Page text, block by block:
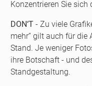
Konzentrieren Sie sich
DON‘T - Zu viele
mehr“ gilt auch für die
Stand. Je weniger
ihre Botschaft - und
Standgestaltung.